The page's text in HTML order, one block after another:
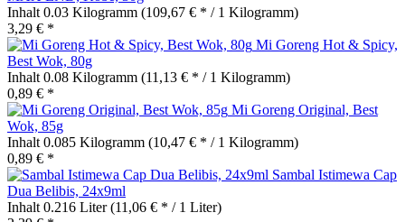
Inhalt 0.03 Kilogramm (109,67 € * / 1 Kilogramm)
3,29 € *
Mi Goreng Hot & Spicy,
Best Wok, 80g
Inhalt 0.08 Kilogramm (11,13 € * / 1 Kilogramm)
0,89 € *
Mi Goreng Original, Best
Wok, 85g
Inhalt 0.085 Kilogramm (10,47 € * / 1 Kilogramm)
0,89 € *
Sambal Istimewa Cap
Dua Belibis, 24x9ml
Inhalt 0.216 Liter(11,06 € * / 1 Liter)